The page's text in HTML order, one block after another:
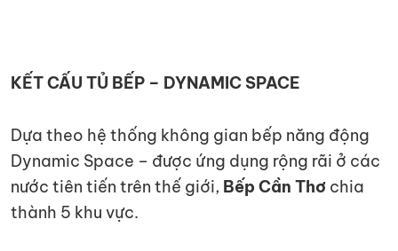
KẾT CẤU TỦ BẾP – DYNAMIC SPACE
Dựa theo hệ thống không gian bếp năng động
Dynamic Space – được ứng dụng rộng rãi ở các
nước tiên tiến trên thế giới, Bếp Cần Thơ chia
thành 5 khu vực.